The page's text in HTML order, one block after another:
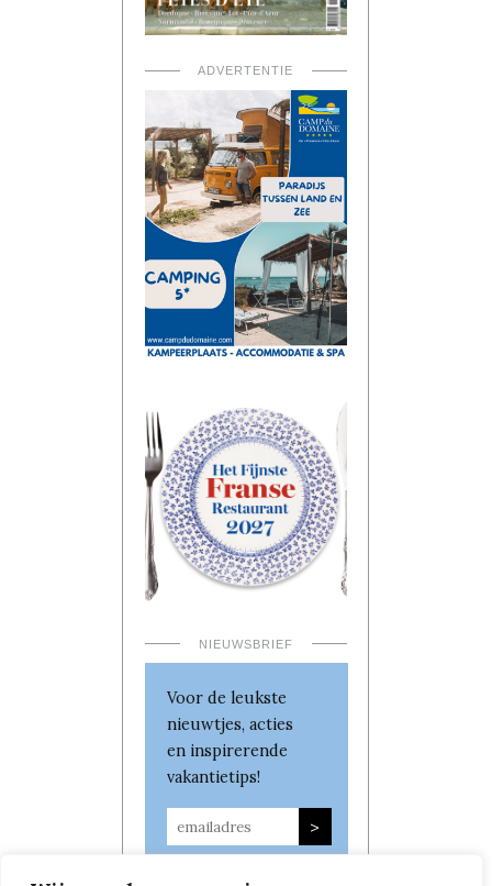
ADVERTENTIE
NIEUWSBRIEF
Voor de leukste
nieuwtjes, acties
en inspirerende
vakantietips!